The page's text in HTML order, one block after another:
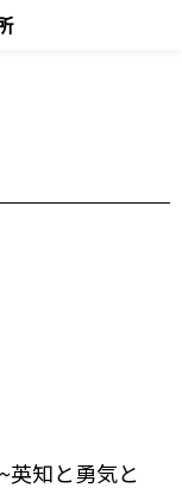
英知と勇気と